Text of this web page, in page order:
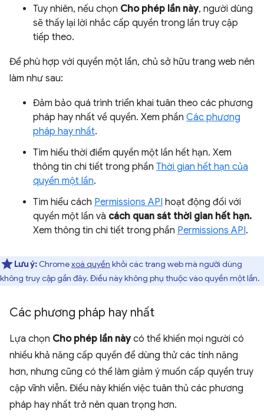
Tuy nhiên, nếu chọn Cho phép lần này, người dùng
sẽ thấy lại lời nhắc cấp quyền trong lần truy cập
tiếp theo.
Để phù hợp với quyền một lần, chủ sở hữu trang web nên
làm như sau:
Đảm bảo quá trình triển khai tuân theo các phương
pháp hay nhất về quyền. Xem phần Các phương
pháp hay nhất.
Tìm hiểu thời điểm quyền một lần hết hạn. Xem
thông tin chi tiết trong phần Thời gian hết hạn của
quyền một lần.
Tìm hiểu cách Permissions API hoạt động đối với
quyền một lần và cách quan sát thời gian hết hạn.
Xem thông tin chi tiết trong phần Permissions API.
Lưu ý: Chromexoá quyền khỏi các trang web mà người dùng
không truy cập gần đây. Điều này không phụ thuộc vào quyền một lần.
Các phương pháp hay nhất
Lựa chọn Cho phép lần nàycó thể khiến mọi người có
nhiều khả năng cấp quyền để dùng thử các tính năng
hơn, nhưng cũng có thể làm giảm ý muốn cấp quyền truy
cập vĩnh viễn. Điều này khiến việc tuân thủ các phương
pháp hay nhất trở nên quan trọng hơn.